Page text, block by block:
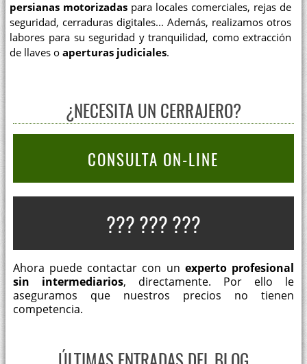
persianas motorizadas para locales comerciales, rejas de
seguridad, cerraduras digitales... Además, realizamos otros
labores para su seguridad y tranquilidad, como extracción
de llaves oaperturas judiciales.
¿NECESITA UN CERRAJERO?
CONSULTA ON-LINE
??? ??? ???
Ahora puede contactar con unexperto profesional
sin intermediarios, directamente. Por ello le
aseguramos que nuestros precios no tienen
competencia.